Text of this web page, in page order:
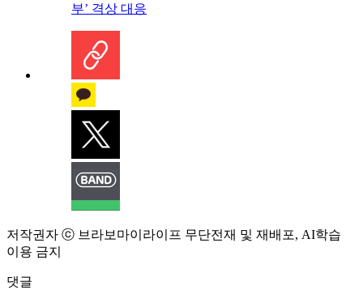
부’ 격상 대응
저작권자 ⓒ 브라보마이라이프 무단전재 및 재배포, AI학습
이용 금지
댓글